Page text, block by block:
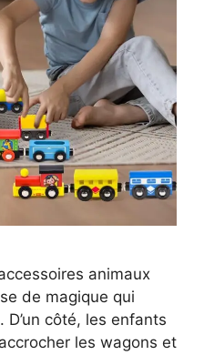
animaux
de magique qui
côté, les enfants
les wagons et